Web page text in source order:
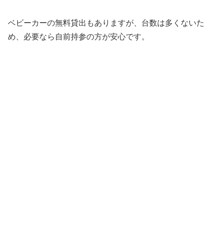
ベビーカーの無料貸出もありますが、台数は多くないた
め、必要なら自前持参の方が安心です。